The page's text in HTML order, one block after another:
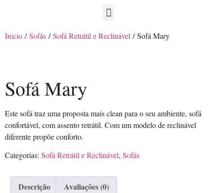
Início /Sofás /Sofá Retrátil e Reclinável / Sofá Mary
Sofá Mary
Este sofá traz uma proposta mais clean para o seu ambiente, sofá
confortável, com assento retrátil. Com um modelo de reclinável
diferente propõe conforto.
Categorias: Sofá Retrátil e Reclinável, Sofás
Descrição Avaliações (0)